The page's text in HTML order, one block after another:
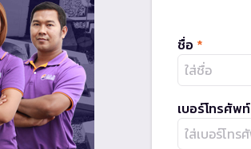
ชื่อ *
เบอร์โทรศัพท์